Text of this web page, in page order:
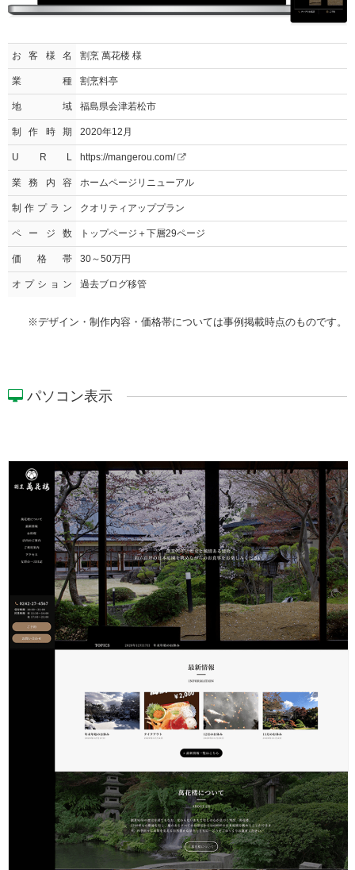
お客様名 割烹 萬花楼 様
業種 割烹料亭
地域 福島県会津若松市
制作時期 2020年12月
U R L https://mangerou.com/
業務内容 ホームページリニューアル
制作プラン クオリティアッププラン
ページ数 トップページ＋下層29ページ
価格帯 30～50万円
オプション 過去ブログ移管
※デザイン・制作内容・価格帯については事例掲載時点のものです。
パソコン表示